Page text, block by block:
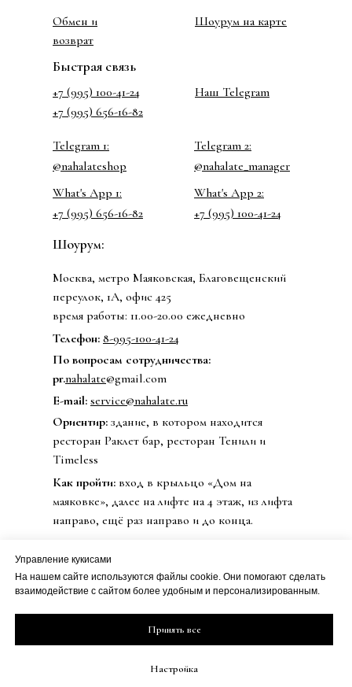
Обмен и
возврат
© 2020 Бренд одежды nahalate
Ориентир: здание, в котором находится
ресторан Раклет бар, ресторан Тенили и
Timeless
Шоурум:
Политика
Москва, метро Маяковская, Благовещенский
переулок, 1А, офис 425
время работы: 11.00-20.00 ежедневно
Шоурум на карте
Как пройти: вход в крыльцо «Дом на
маяковке», далее на лифте на 4 этаж, из лифта
направо, ещё раз направо и до конца.
Телефон: 8-995-100-41-24
E-mail: service@nahalate.ru
Быстрая связь
По вопросам сотрудничества:
pr.nahalate@gmail.com
+7 (995) 100-41-24
Telegram 1:
Наш Telegram
@nahalate_manager
Telegram 2:
@nahalateshop
What's App 1:
+7 (995) 100-41-24
What's App 2:
+7 (995) 656-16-82
+7 (995) 656-16-82
ИП Петрова Дарья Сергеевна
Управление кукисами
На нашем сайте используются файлы cookie. Они помогают сделать
взаимодействие с сайтом более удобным и персонализированным.
Принять все
Настройка